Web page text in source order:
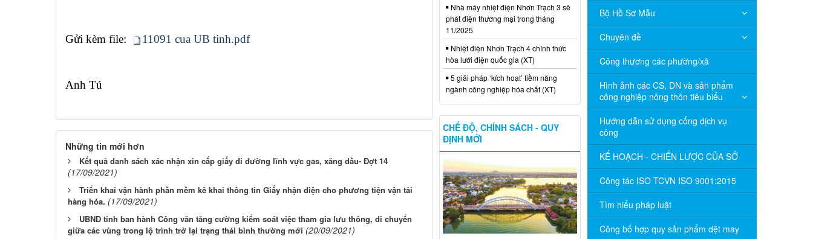
Gửi kèm file: 11091 cua UB tinh.pdf
Anh Tú
Những tin mới hơn
Kết quả danh sách xác nhận xin cấp giấy đi đường lĩnh vực gas, xăng dầu- Đợt 14
(17/09/2021)
Triển khai vận hành phần mềm kê khai thông tin Giấy nhận diện cho phương tiện vận tải
hàng hóa. (17/09/2021)
UBND tỉnh ban hành Công văn tăng cường kiểm soát việc tham gia lưu thông, di chuyển
giữa các vùng trong lộ trình trở lại trạng thái bình thường mới (20/09/2021)
Bộ Hồ Sơ Mẫu
Chuyên đề
Công thương các phường/xã
Hình ảnh các CS, DN và sản phẩm
công nghiệp nông thôn tiêu biểu
Hướng dẫn sử dụng cổng dịch vụ
công
KẾ HOẠCH - CHIẾN LƯỢC CỦA SỞ
Công tác ISO TCVN ISO 9001:2015
Tìm hiểu pháp luật
Công bố hợp quy sản phẩm dệt may
Nhà máy nhiệt điện Nhơn Trạch 3 sẽ
phát điện thương mại trong tháng
11/2025
Nhiệt điện Nhơn Trạch 4 chính thức
hòa lưới điện quốc gia (XT)
5 giải pháp ‘kích hoạt’ tiềm năng
ngành công nghiệp hóa chất (XT)
CHẾ ĐỘ, CHÍNH SÁCH - QUY
ĐỊNH MỚI